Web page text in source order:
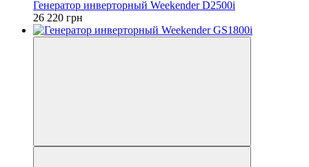
Генератор инверторный Weekender D2500i
26 220 грн